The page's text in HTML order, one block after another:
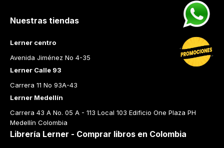
Nuestras tiendas
Lerner centro
Avenida Jiménez No 4-35
Lerner Calle 93
Carrera 11 No 93A-43
Lerner Medellín
Carrera 43 A No. 05 A - 113 Local 103 Edificio One Plaza PH
Medellín Colombia
Librería Lerner - Comprar libros en Colombia